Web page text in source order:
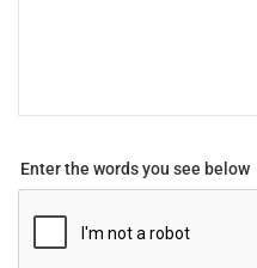
Enter the words you see below